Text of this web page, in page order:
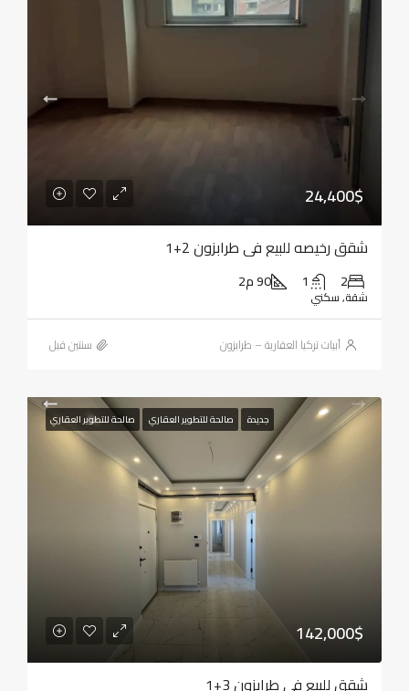
24,400$
شقق رخيصه للبيع في طرابزون 2+1
2
1 90 م2
شقة, سكني
أبيات تركيا العقارية – طرابزون ‏سنتين قبل
جديدة صالحة للتطوير العقاري صالحة للتطوير العقاري
142,000$
شقق للبيع في طرابزون 3+1